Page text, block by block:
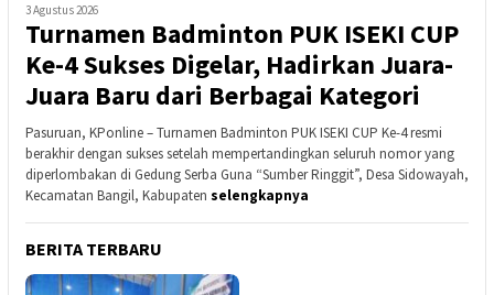
3 Agustus 2026
Turnamen Badminton PUK ISEKI CUP
Ke-4 Sukses Digelar, Hadirkan Juara-
Juara Baru dari Berbagai Kategori
Pasuruan, KPonline – Turnamen Badminton PUK ISEKI CUP Ke-4 resmi
berakhir dengan sukses setelah mempertandingkan seluruh nomor yang
diperlombakan di Gedung Serba Guna “Sumber Ringgit”, Desa Sidowayah,
Kecamatan Bangil, Kabupaten selengkapnya
BERITA TERBARU